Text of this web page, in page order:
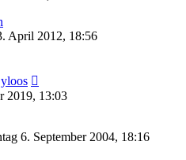
April 2012, 18:56
yloos
2019, 13:03
6. September 2004, 18:16